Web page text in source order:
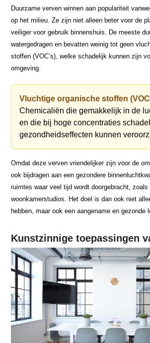
Duurzame verven winnen aan populariteit
op het milieu. Ze zijn niet alleen beter voor de
veiliger voor gebruik binnenshuis. De meeste
watergedragen en bevatten weinig tot geen
stoffen (VOC’s), welke schadelijk kunnen zijn
omgeving.
Vluchtige organische stoffen
Chemicaliën die gemakkelijk in de
en die bij hoge concentraties
gezondheidseffecten kunnen
Omdat deze verven vriendelijker zijn voor de
ook bijdragen aan een gezondere
ruimtes waar veel tijd wordt doorgebracht,
woonkamerstudios. Het doel is dan ook niet
hebben, maar ook een aangename en gezonde
Kunstzinnige toepassingen